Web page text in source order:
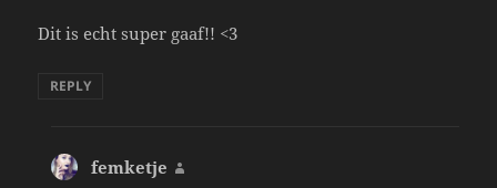
Dit is echt super gaaf!! <3
REPLY
femketje